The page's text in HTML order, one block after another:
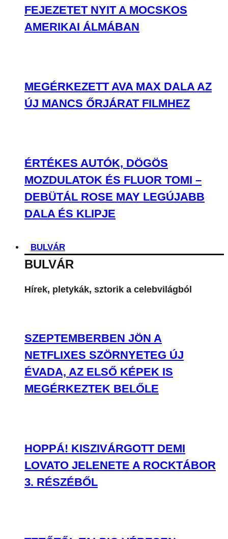
FEJEZETET NYIT A MOCSKOS
AMERIKAI ÁLMÁBAN
MEGÉRKEZETT AVA MAX DALA AZ
ÚJ MANCS ŐRJÁRAT FILMHEZ
ÉRTÉKES AUTÓK, DÖGÖS
MOZDULATOK ÉS FLUOR TOMI –
DEBÜTÁL ROSE MAY LEGÚJABB
DALA ÉS KLIPJE
BULVÁR
BULVÁR
Hírek, pletykák, sztorik a celebvilágból
SZEPTEMBERBEN JÖN A
NETFLIXES SZÖRNYETEG ÚJ
ÉVADA, AZ ELSŐ KÉPEK IS
MEGÉRKEZTEK BELŐLE
HOPPÁ! KISZIVÁRGOTT DEMI
LOVATO JELENETE A ROCKTÁBOR
3. RÉSZÉBŐL